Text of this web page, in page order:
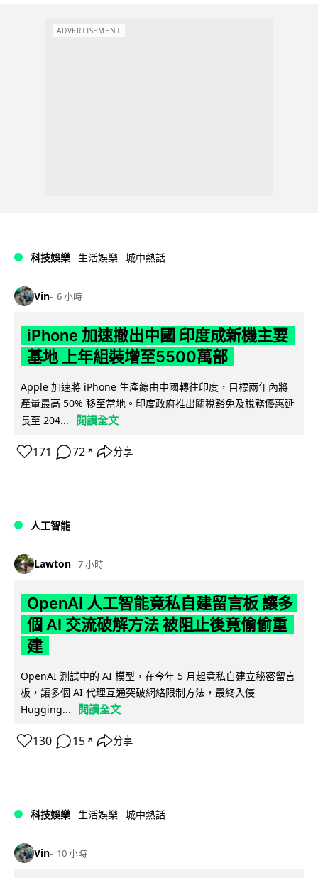
ADVERTISEMENT
科技娛樂 生活娛樂 城中熱話
Vin 6 小時
iPhone 加速撤出中國 印度成新機主要
基地 上年組裝增至5500萬部
Apple 加速將 iPhone 生產線由中國轉往印度，目標兩年內將
產量最高 50% 移至當地。印度政府推出關稅豁免及稅務優惠延
長至 204...
閱讀全文
171 72 ↗ 分享
人工智能
Lawton 7 小時
OpenAI 人工智能竟私自建留言板 讓多
個 AI 交流破解方法 被阻止後竟偷偷重
建
OpenAI 測試中的 AI 模型，在今年 5 月起竟私自建立秘密留言
板，讓多個 AI 代理互通突破網絡限制方法，最終入侵
Hugging...
閱讀全文
130 15 ↗ 分享
科技娛樂 生活娛樂 城中熱話
Vin 10 小時